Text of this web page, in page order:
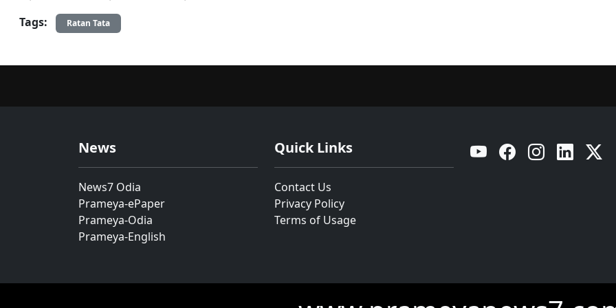
Tags: Ratan Tata
News
News7 Odia
Prameya-ePaper
Prameya-Odia
Prameya-English
Quick Links
Contact Us
Privacy Policy
Terms of Usage
YouTube Facebook Instagram